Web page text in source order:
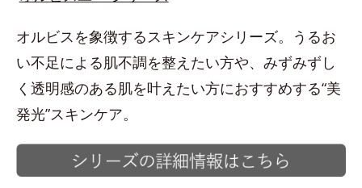
オルビスを象徴するスキンケアシリーズ。うるお
い不足による肌不調を整えたい方や、みずみずし
く透明感のある肌を叶えたい方におすすめする“美
発光”スキンケア。